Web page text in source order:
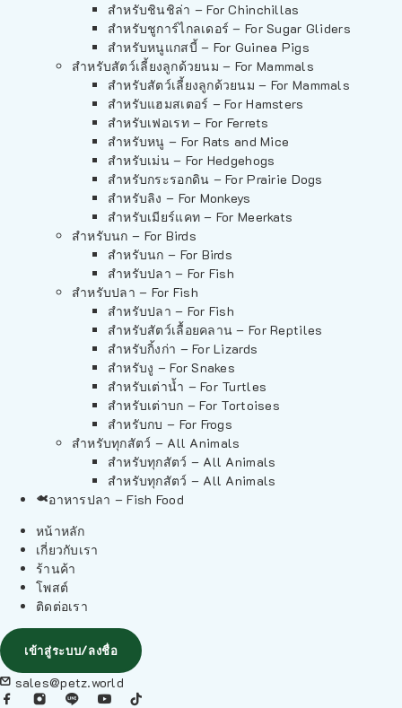
สำหรับชินชิล่า – For Chinchillas
สำหรับชูการ์ไกลเดอร์ – For Sugar Gliders
สำหรับหนูแกสบี้ – For Guinea Pigs
สำหรับสัตว์เลี้ยงลูกด้วยนม – For Mammals
สำหรับสัตว์เลี้ยงลูกด้วยนม – For Mammals
สำหรับแฮมสเตอร์ – For Hamsters
สำหรับเฟอเรท – For Ferrets
สำหรับหนู – For Rats and Mice
สำหรับเม่น – For Hedgehogs
สำหรับกระรอกดิน – For Prairie Dogs
สำหรับลิง – For Monkeys
สำหรับเมียร์แคท – For Meerkats
สำหรับนก – For Birds
สำหรับนก – For Birds
สำหรับปลา – For Fish
สำหรับปลา – For Fish
สำหรับปลา – For Fish
สำหรับสัตว์เลื้อยคลาน – For Reptiles
สำหรับกิ้งก่า – For Lizards
สำหรับงู – For Snakes
สำหรับเต่าน้ำ – For Turtles
สำหรับเต่าบก – For Tortoises
สำหรับกบ – For Frogs
สำหรับทุกสัตว์ – All Animals
สำหรับทุกสัตว์ – All Animals
สำหรับทุกสัตว์ – All Animals
อาหารปลา – Fish Food
หน้าหลัก
เกี่ยวกับเรา
ร้านค้า
โพสต์
ติดต่อเรา
เข้าสู่ระบบ/ลงชื่อ
sales@petz.world